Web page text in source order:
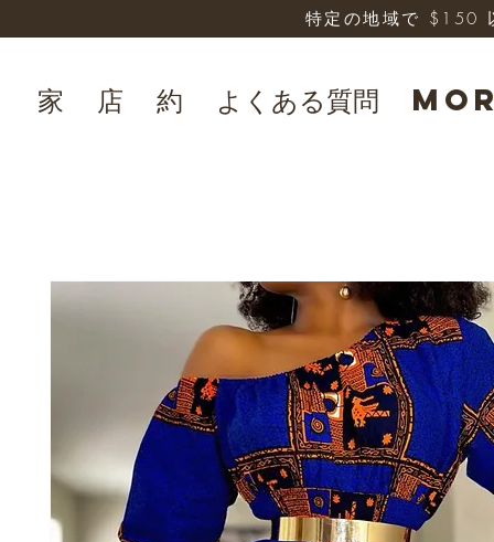
家 店 約 よくある質問
特定の地域で $150